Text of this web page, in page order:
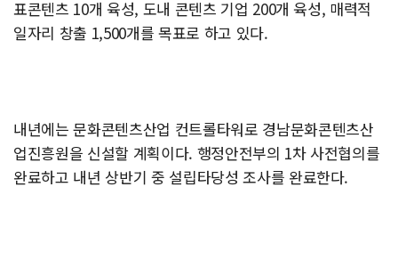
표콘텐츠 10개 육성, 도내 콘텐츠 기업 200개 육성, 매력적
일자리 창출 1,500개를 목표로 하고 있다.
내년에는 문화콘텐츠산업 컨트롤타워로 경남문화콘텐츠산
업진흥원을 신설할 계획이다. 행정안전부의 1차 사전협의를
완료하고 내년 상반기 중 설립타당성 조사를 완료한다.